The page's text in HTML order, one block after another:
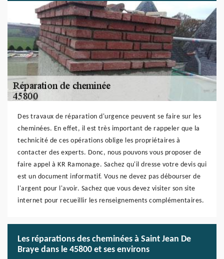
Des travaux de réparation d'urgence peuvent se faire sur les
cheminées. En effet, il est très important de rappeler que la
technicité de ces opérations oblige les propriétaires à
contacter des experts. Donc, nous pouvons vous proposer de
faire appel à KR Ramonage. Sachez qu'il dresse votre devis qui
est un document informatif. Vous ne devez pas débourser de
l'argent pour l'avoir. Sachez que vous devez visiter son site
internet pour recueillir les renseignements complémentaires.
Les réparations des cheminées à Saint Jean De
Braye dans le 45800 et ses environs